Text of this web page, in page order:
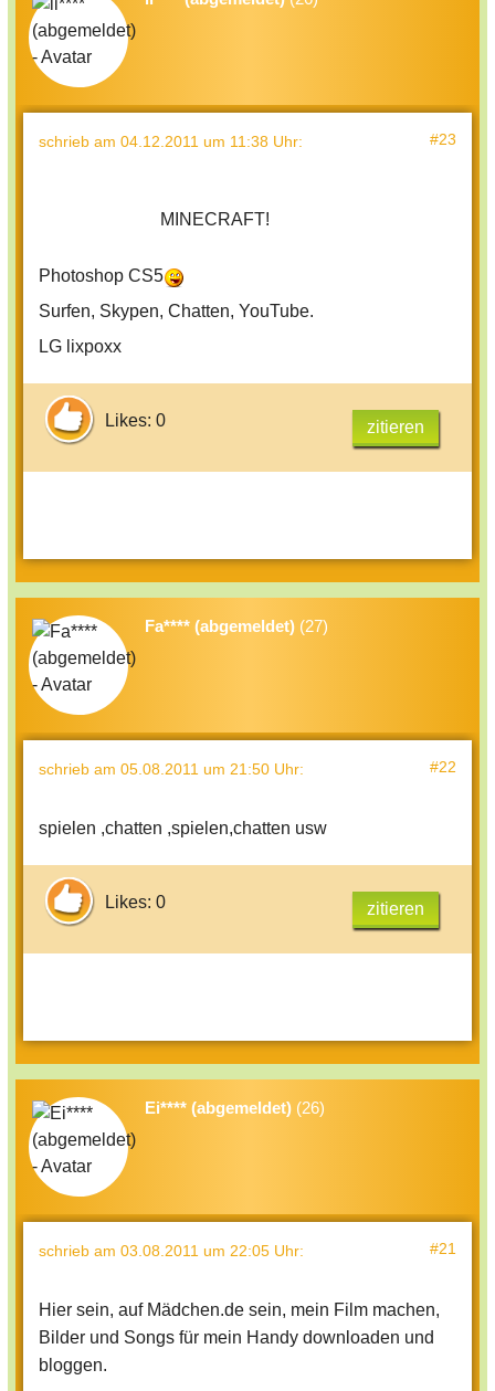
schrieb am 04.12.2011 um 11:38 Uhr: #23
MINECRAFT!
Photoshop CS5
Surfen, Skypen, Chatten, YouTube.
LG lixpoxx
Likes: 0 zitieren
Fa**** (abgemeldet) (27)
schrieb am 05.08.2011 um 21:50 Uhr: #22
spielen ,chatten ,spielen,chatten usw
Likes: 0 zitieren
Ei**** (abgemeldet) (26)
schrieb am 03.08.2011 um 22:05 Uhr: #21
Hier sein, auf Mädchen.de sein, mein Film machen,
Bilder und Songs für mein Handy downloaden und
bloggen.